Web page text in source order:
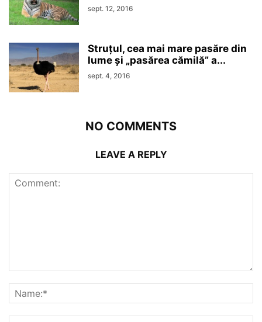
sept. 12, 2016
Struțul, cea mai mare pasăre din
lume și „pasărea cămilă” a...
sept. 4, 2016
NO COMMENTS
LEAVE A REPLY